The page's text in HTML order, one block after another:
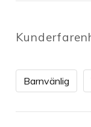
Barnvänlig